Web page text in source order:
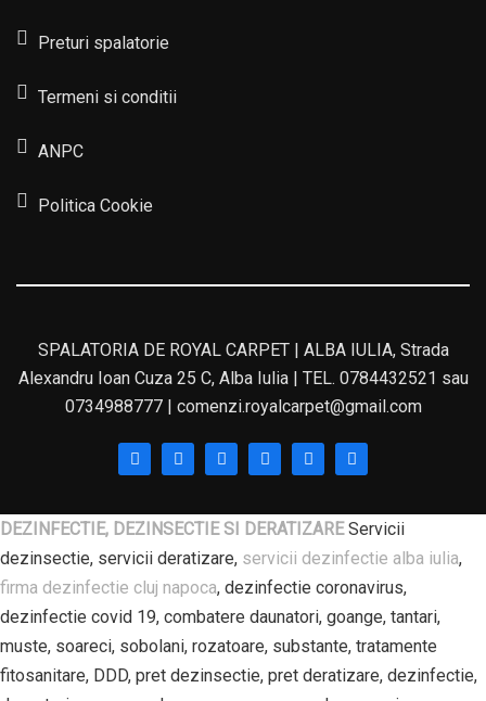
Preturi spalatorie
Termeni si conditii
ANPC
Politica Cookie
SPALATORIA DE ROYAL CARPET | ALBA IULIA, Strada
Alexandru Ioan Cuza 25 C, Alba Iulia | TEL. 0784432521 sau
0734988777 | comenzi.royalcarpet@gmail.com
DEZINFECTIE, DEZINSECTIE SI DERATIZAREServicii
dezinsectie, servicii deratizare, servicii dezinfectie alba iulia,
firma dezinfectie cluj napoca, dezinfectie coronavirus,
dezinfectie covid 19, combatere daunatori, goange, tantari,
muste, soareci, sobolani, rozatoare, substante, tratamente
fitosanitare, DDD, pret dezinsectie, pret deratizare, dezinfectie,